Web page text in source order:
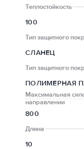
100
СЛАНЕЦ
ПОЛИМЕРНАЯ
800
10
Теплостойкость
Тип защитного
Тип защитного
Максимальная
направлении
Длина